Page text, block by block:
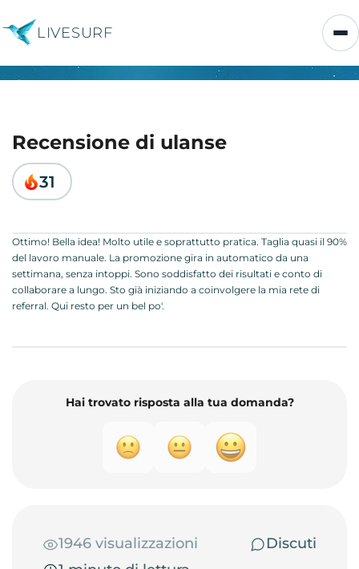
LIVESURF
Recensione di ulanse
31
Ottimo! Bella idea! Molto utile e soprattutto pratica. Taglia quasi il 90%
del lavoro manuale. La promozione gira in automatico da una
settimana, senza intoppi. Sono soddisfatto dei risultati e conto di
collaborare a lungo. Sto già iniziando a coinvolgere la mia rete di
referral. Qui resto per un bel po'.
Hai trovato risposta alla tua domanda?
1946 visualizzazioni
Discuti